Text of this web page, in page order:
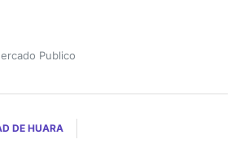
Publico
DE HUARA